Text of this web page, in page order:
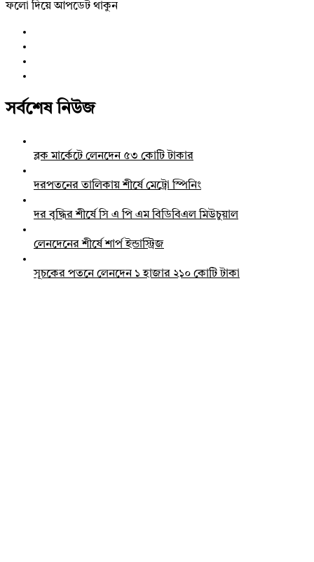
ফলো দিয়ে আপডেট থাকুন
সর্বশেষ নিউজ
ব্লক মার্কেটে লেনদেন ৫৩ কোটি টাকার
দরপতনের তালিকায় শীর্ষে মেট্রো স্পিনিং
দর বৃদ্ধির শীর্ষে সি এ পি এম বিডিবিএল মিউচুয়াল
লেনদেনের শীর্ষে শার্প ইন্ডাস্ট্রিজ
সূচকের পতনে লেনদেন ১ হাজার ২১০ কোটি টাকা